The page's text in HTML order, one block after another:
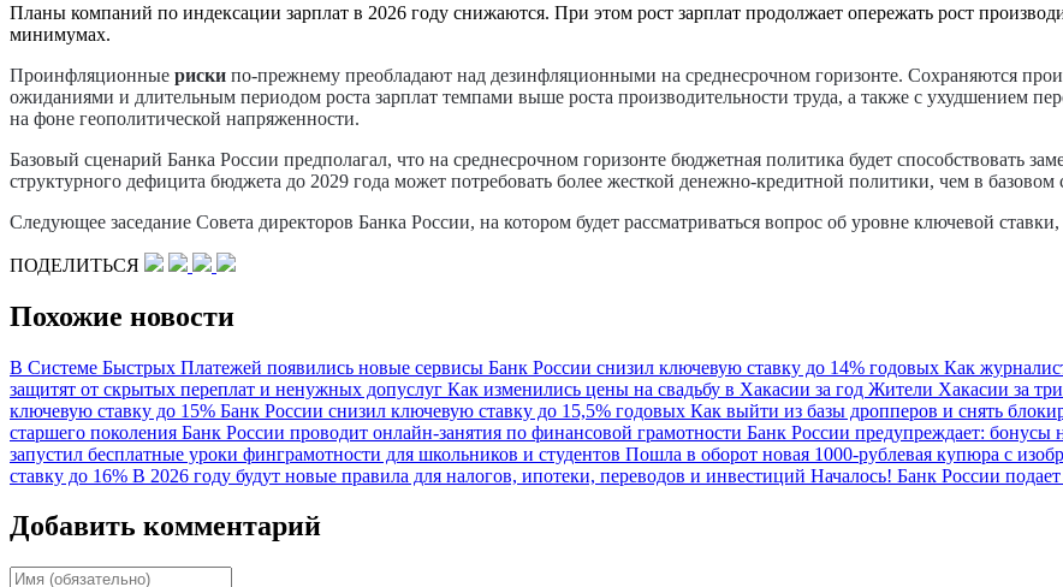
Планы компаний по индексации зарплат в 2026 году снижаются. При этом рост зарплат продолжает опережать рост
минимумах.
Проинфляционные риски по-прежнему преобладают над дезинфляционными на среднесрочном горизонте. Сохраняются
ожиданиями и длительным периодом роста зарплат темпами выше роста производительности труда, а также с ухудшением
на фоне геополитической напряженности.
Базовый сценарий Банка России предполагал, что на среднесрочном горизонте бюджетная политика будет способствовать
структурного дефицита бюджета до 2029 года может потребовать более жесткой денежно-кредитной политики, чем в базовом
Следующее заседание Совета директоров Банка России, на котором будет рассматриваться вопрос об уровне ключевой
ПОДЕЛИТЬСЯ
Похожие новости
В Системе Быстрых Платежей появились новые сервисы Банк России снизил ключевую ставку до 14% годовых Как
защитят от скрытых переплат и ненужных допуслуг Как изменились цены на свадьбу в Хакасии за год Жители Хакасии за
ключевую ставку до 15% Банк России снизил ключевую ставку до 15,5% годовых Как выйти из базы дропперов и снять
старшего поколения Банк России проводит онлайн-занятия по финансовой грамотности Банк России предупреждает: бонусы
запустил бесплатные уроки финграмотности для школьников и студентов Пошла в оборот новая 1000-рублевая купюра с
ставку до 16% В 2026 году будут новые правила для налогов, ипотеки, переводов и инвестиций Началось! Банк России
Добавить комментарий